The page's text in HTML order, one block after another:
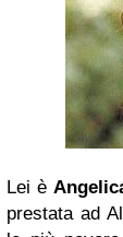
Lei è
prestata ad